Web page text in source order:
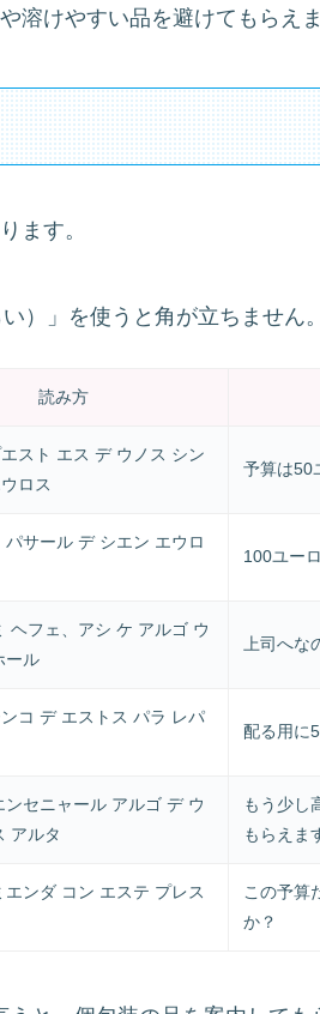
溶けやすい品を避けてもらえま
ます。
）」を使うと角が立ちません。
読み方
スト エス デ ウノス シン
ロス
予算は50
パサール デ シエン エウロ
100ユー
ヘフェ、アシ ケ アルゴ ウ
ール
上司へな
コ デ エストス パラ レパ
配る用に5
ンセニャール アルゴ デ ウ
アルタ
もう少し
もらえま
エンダ コン エステ プレス
この予算
か？